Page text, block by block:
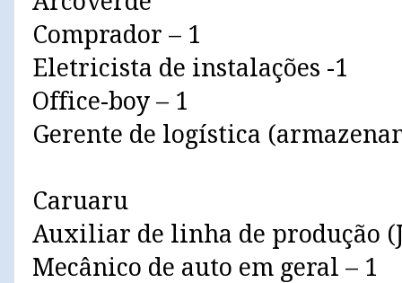
Comprador – 1
Eletricista de instalações -1
Office-boy – 1
Gerente de logística
Caruaru
Auxiliar de linha de produção
Mecânico de auto em geral – 1